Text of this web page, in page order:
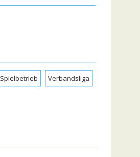
Spielbetrieb Verbandsliga